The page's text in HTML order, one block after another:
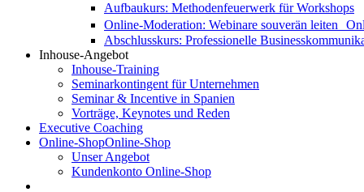
Aufbaukurs: Methodenfeuerwerk für Workshops
Online-Moderation: Webinare souverän leiten
Abschlusskurs: Professionelle
Inhouse-Angebot
Inhouse-Training
Seminarkontingent für Unternehmen
Seminar & Incentive in Spanien
Vorträge, Keynotes und Reden
Executive Coaching
Online-ShopOnline-Shop
Unser Angebot
Kundenkonto Online-Shop